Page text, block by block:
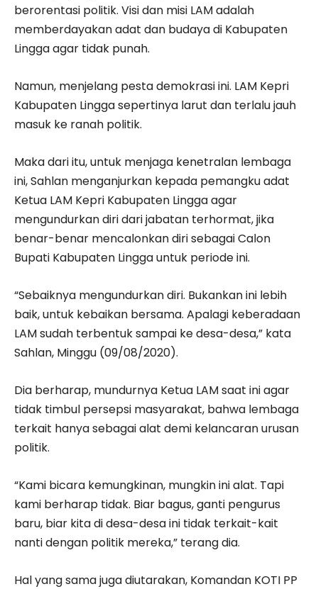
berorentasi politik. Visi dan misi LAM adalah
memberdayakan adat dan budaya di Kabupaten
Lingga agar tidak punah.
Namun, menjelang pesta demokrasi ini. LAM Kepri
Kabupaten Lingga sepertinya larut dan terlalu jauh
masuk ke ranah politik.
Maka dari itu, untuk menjaga kenetralan lembaga
ini, Sahlan menganjurkan kepada pemangku adat
Ketua LAM Kepri Kabupaten Lingga agar
mengundurkan diri dari jabatan terhormat, jika
benar-benar mencalonkan diri sebagai Calon
Bupati Kabupaten Lingga untuk periode ini.
“Sebaiknya mengundurkan diri. Bukankan ini lebih
baik, untuk kebaikan bersama. Apalagi keberadaan
LAM sudah terbentuk sampai ke desa-desa,” kata
Sahlan, Minggu (09/08/2020).
Dia berharap, mundurnya Ketua LAM saat ini agar
tidak timbul persepsi masyarakat, bahwa lembaga
terkait hanya sebagai alat demi kelancaran urusan
politik.
“Kami bicara kemungkinan, mungkin ini alat. Tapi
kami berharap tidak. Biar bagus, ganti pengurus
baru, biar kita di desa-desa ini tidak terkait-kait
nanti dengan politik mereka,” terang dia.
Hal yang sama juga diutarakan, Komandan KOTI PP